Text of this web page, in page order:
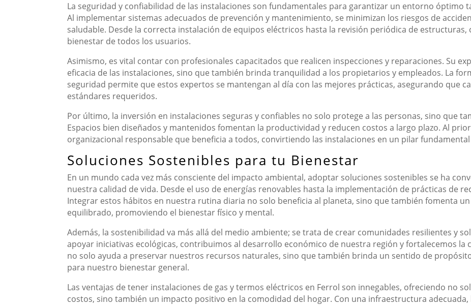
La seguridad y confiabilidad de las instalaciones son fundamentales para garantizar un entorno óptimo
Al implementar sistemas adecuados de prevención y mantenimiento, se minimizan los riesgos de
saludable. Desde la correcta instalación de equipos eléctricos hasta la revisión periódica de
bienestar de todos los usuarios.
Asimismo, es vital contar con profesionales capacitados que realicen inspecciones y reparaciones. Su
eficacia de las instalaciones, sino que también brinda tranquilidad a los propietarios y empleados. La
seguridad permite que estos expertos se mantengan al día con las mejores prácticas, asegurando que
estándares requeridos.
Por último, la inversión en instalaciones seguras y confiables no solo protege a las personas, sino que
Espacios bien diseñados y mantenidos fomentan la productividad y reducen costos a largo plazo. Al
organizacional responsable que beneficia a todos, convirtiendo las instalaciones en un pilar
Soluciones Sostenibles para tu Bienestar
En un mundo cada vez más consciente del impacto ambiental, adoptar soluciones sostenibles se ha
nuestra calidad de vida. Desde el uso de energías renovables hasta la implementación de prácticas de
Integrar estos hábitos en nuestra rutina diaria no solo beneficia al planeta, sino que también fomenta
equilibrado, promoviendo el bienestar físico y mental.
Además, la sostenibilidad va más allá del medio ambiente; se trata de crear comunidades resilientes y
apoyar iniciativas ecológicas, contribuimos al desarrollo económico de nuestra región y fortalecemos la
no solo ayuda a preservar nuestros recursos naturales, sino que también brinda un sentido de
para nuestro bienestar general.
Las ventajas de tener instalaciones de gas y termos eléctricos en Ferrol son innegables, ofreciendo no
costos, sino también un impacto positivo en la comodidad del hogar. Con una infraestructura